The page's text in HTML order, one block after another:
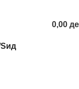
0,00
Sид